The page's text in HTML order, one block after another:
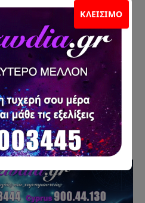
ΚΛΕΊΣΙΜΟ
από Ελλάδα
Κύπρο
ο Κρόνος για τη δική
και το
έχεις πάντα το